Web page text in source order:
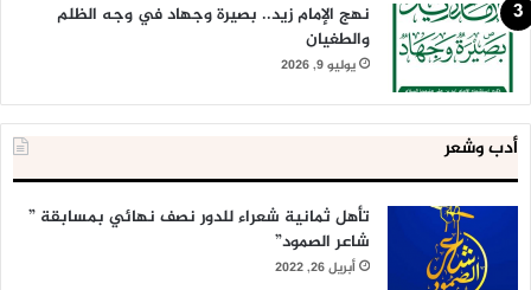
نهج الإمام زيد.. بصيرة وجهاد في وجه الظلم
والطغيان
يوليو 9, 2026
أدب وشعر
تأهل ثمانية شعراء للدور نصف نهائي بمسابقة ”
شاعر الصمود”
أبريل 26, 2022